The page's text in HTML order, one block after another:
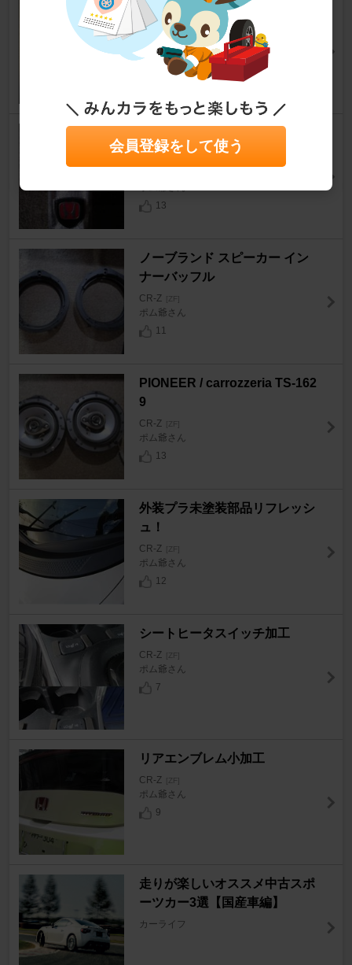
R SPEC カメラ接続アダプタ
ー
CR-Z [ZF]
ポム爺さん
ノーブランド 3D 赤バッチ エン
ブレム
13
ノーブランド スピーカー イン
ナーバッフル
CR-Z
ポム爺さん
11
PIONEER / carrozzeria TS-162
9
CR-Z
ポム爺さん
13
外装プラ未塗装部品リフレッシ
ュ！
CR-Z
ポム爺さん
12
シートヒータスイッチ加工
CR-Z
ポム爺さん
7
リアエンブレム小加工
CR-Z
ポム爺さん
9
走りが楽しいオススメ中古スポ
ーツカー3選【国産車編】
カーライフ
会員登録をして使う